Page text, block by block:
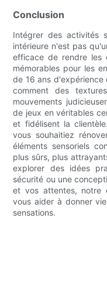
Conclusion
Intégrer des activités
intérieure n'est pas
efficace de rendre les
mémorables pour les
de 16 ans d'expérience
comment des
mouvements
de jeux en véritables
et fidélisent la
vous souhaitiez
éléments sensoriels
plus sûrs, plus
explorer des idées
sécurité ou une
et vos attentes, notre
vous aider à donner
sensations.